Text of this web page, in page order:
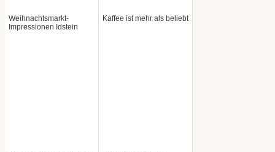
Weihnachtsmarkt-
Impressionen Idstein
Kaffee ist mehr als beliebt